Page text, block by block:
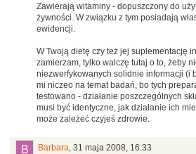
Zawierają witaminy - dopuszczony do
żywności. W związku z tym posiadają
ewidencji.
W Twoją dietę czy też jej suplementację
zamierzam, tylko walczę tutaj o to, żeby
niezwerfykowanych solidnie informacji (i
mi niczeo na temat badań, bo tych
testowano - działanie poszczególnych
musi być identyczne, jak działanie ich
może zależeć czyjeś zdrowie.
Barbara, 31 maja 2008, 16:33